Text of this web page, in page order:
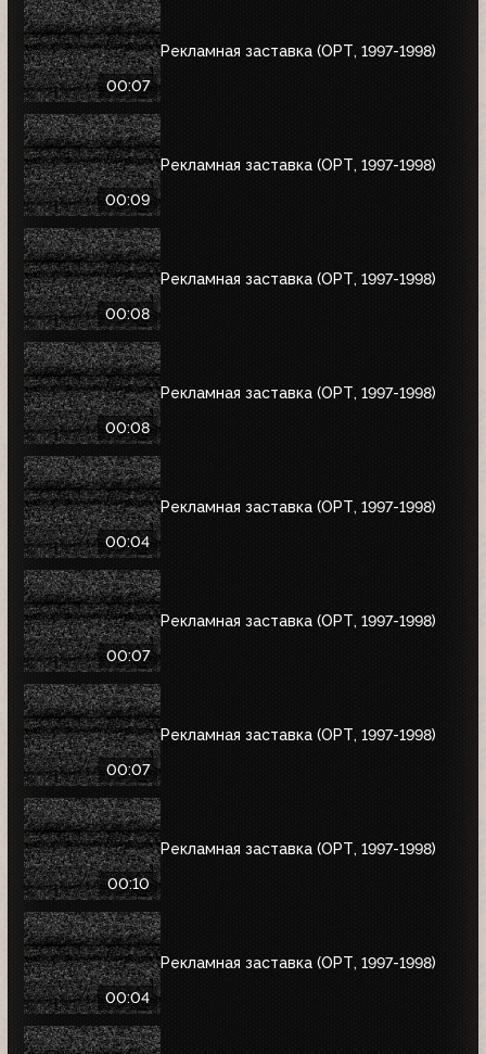
00:07
Рекламная заставка (ОРТ, 1997-1998)
00:09
Рекламная заставка (ОРТ, 1997-1998)
00:08
Рекламная заставка (ОРТ, 1997-1998)
00:08
Рекламная заставка (ОРТ, 1997-1998)
00:04
Рекламная заставка (ОРТ, 1997-1998)
00:07
Рекламная заставка (ОРТ, 1997-1998)
00:07
Рекламная заставка (ОРТ, 1997-1998)
00:10
Рекламная заставка (ОРТ, 1997-1998)
00:04
Рекламная заставка (ОРТ, 1997-1998)